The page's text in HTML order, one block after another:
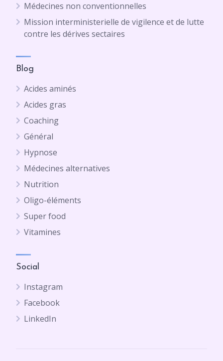
Médecines non conventionnelles
Mission interministerielle de vigilence et de lutte
contre les dérives sectaires
Blog
Acides aminés
Acides gras
Coaching
Général
Hypnose
Médecines alternatives
Nutrition
Oligo-éléments
Super food
Vitamines
Social
Instagram
Facebook
LinkedIn